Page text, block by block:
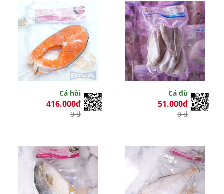
Cá hồi
416.000đ
0 đ
Cá đù
51.000đ
0 đ